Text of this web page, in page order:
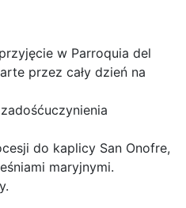
w Parroquia del
przez cały dzień na
do kaplicy San Onofre,
maryjnymi.